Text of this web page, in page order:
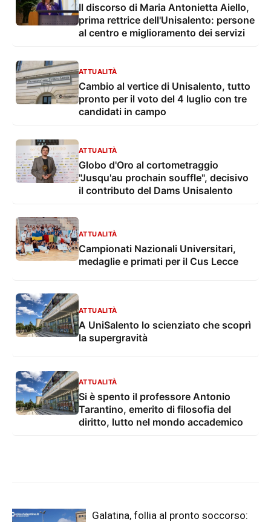
Il discorso di Maria Antonietta Aiello,
prima rettrice dell'Unisalento: persone
al centro e miglioramento dei servizi
ATTUALITÀ
Cambio al vertice di Unisalento, tutto
pronto per il voto del 4 luglio con tre
candidati in campo
ATTUALITÀ
Globo d'Oro al cortometraggio
"Jusqu'au prochain souffle", decisivo
il contributo del Dams Unisalento
ATTUALITÀ
Campionati Nazionali Universitari,
medaglie e primati per il Cus Lecce
ATTUALITÀ
A UniSalento lo scienziato che scoprì
la supergravità
ATTUALITÀ
Si è spento il professore Antonio
Tarantino, emerito di filosofia del
diritto, lutto nel mondo accademico
Galatina, follia al pronto soccorso: